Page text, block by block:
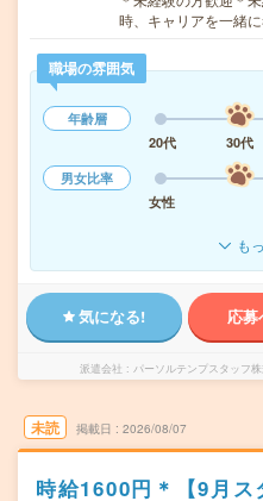
時、キャリアを一緒
職場の雰囲気
年齢層
20代
30代
男女比率
女性
も
気になる! 応
派遣会社 パーソルテンプスタッフ
未読 掲載日 2026/08/07
時給1600円＊【9月